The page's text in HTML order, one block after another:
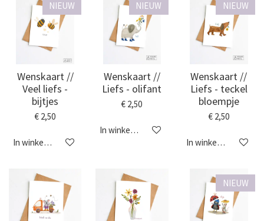
NIEUW
Wenskaart //
Veel liefs -
bijtjes
€ 2,50
In winkelwagen
NIEUW
Wenskaart //
Liefs - olifant
€ 2,50
In winkelwagen
NIEUW
Wenskaart //
Liefs - teckel
bloempje
€ 2,50
In winkelwagen
NIEUW